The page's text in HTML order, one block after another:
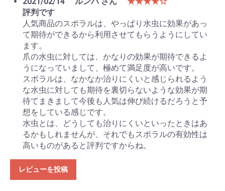
評判です
人気商品のスポラルは、やっぱり水虫に効果があっ
て期待ができるから利用させてもらうようにしてい
ます。
爪の水虫に対しては、かなりの効果が期待できるよ
うになっていまして、極めて満足度が高いです。
スポラルは、なかなか治りにくいと感じられるよう
な水虫に対しても期待を裏切らないような効果が期
待てまきまして今後も人気は伸び続けるだろうと予
想をしている感じです。
水虫とは、どうしても治りにくいといったときはあ
るかもしれませんが、それでもスポラルの有効性は
高いものがあると評判ですからね。
レビューを投稿